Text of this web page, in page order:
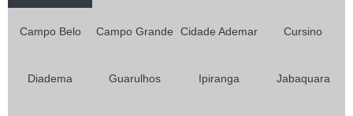
Campo Belo Campo Grande Cidade Ademar Cursino
Diadema Guarulhos Ipiranga Jabaquara